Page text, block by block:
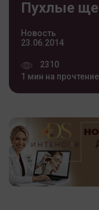
Пухлые
Новость
23.06.2014
2310
1 мин на прочтение